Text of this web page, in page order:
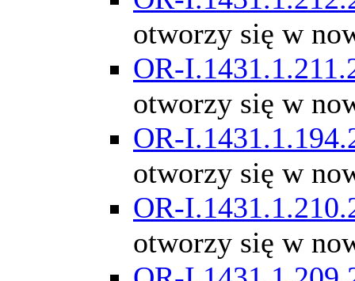
otworzy się w
OR-
otworzy się w
OR-
otworzy się w
OR-
otworzy się w